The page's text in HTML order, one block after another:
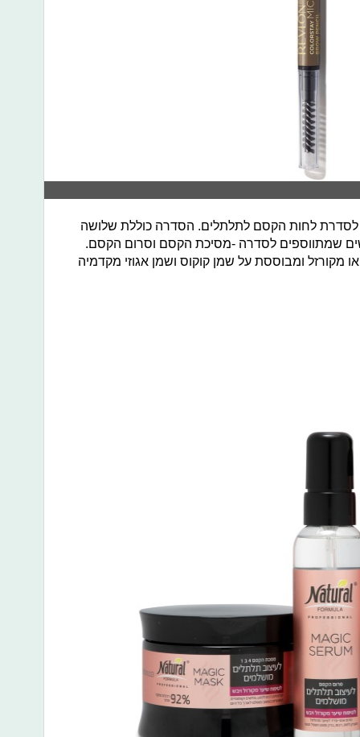
לחות הקסם לתלתלים. הסדרה כוללת שלושה
שמתווספים לסדרה -מסיכת הקסם וסרום הקסם.
ומבוססת על שמן קוקוס ושמן אגוזי מקדמיה